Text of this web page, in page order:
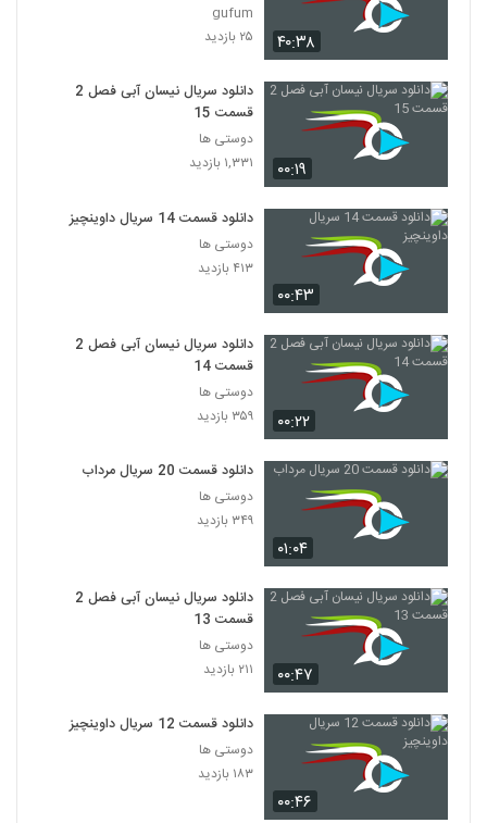
۴۰:۳۸
gufum
۲۵ بازدید
۰۰:۱۹
دانلود سریال نیسان آبی فصل 2
قسمت 15
دوستی ها
۱,۳۳۱ بازدید
۰۰:۴۳
دانلود قسمت 14 سریال داوینچیز
دوستی ها
۴۱۳ بازدید
۰۰:۲۲
دانلود سریال نیسان آبی فصل 2
قسمت 14
دوستی ها
۳۵۹ بازدید
۰۱:۰۴
دانلود قسمت 20 سریال مرداب
دوستی ها
۳۴۹ بازدید
۰۰:۴۷
دانلود سریال نیسان آبی فصل 2
قسمت 13
دوستی ها
۲۱۱ بازدید
۰۰:۴۶
دانلود قسمت 12 سریال داوینچیز
دوستی ها
۱۸۳ بازدید